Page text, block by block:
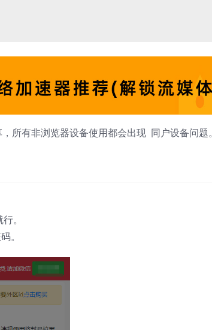
所有非浏览器设备使用都会出现 同户设备问题。
。
。